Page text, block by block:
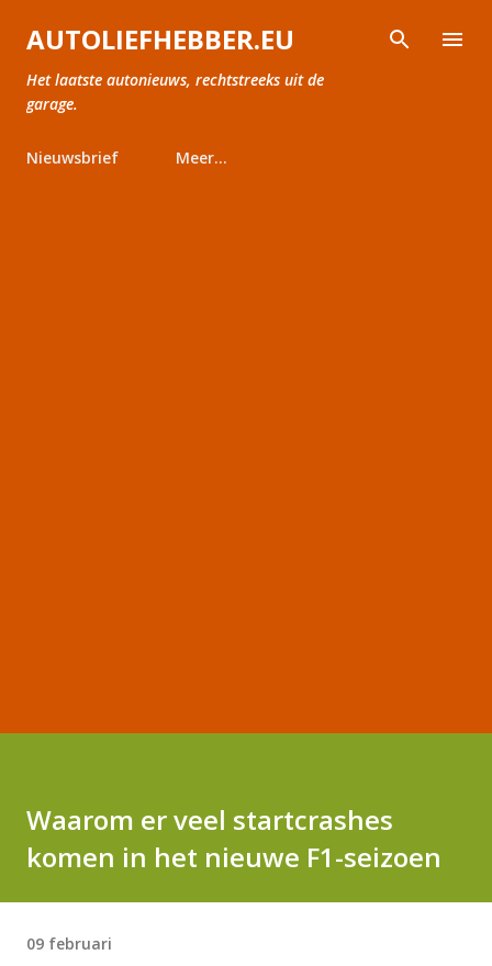
Doorgaan naar hoofdcontent
AUTOLIEFHEBBER.EU
Het laatste autonieuws, rechtstreeks uit de
garage.
Nieuwsbrief Meer…
Waarom er veel startcrashes
komen in het nieuwe F1-seizoen
09 februari